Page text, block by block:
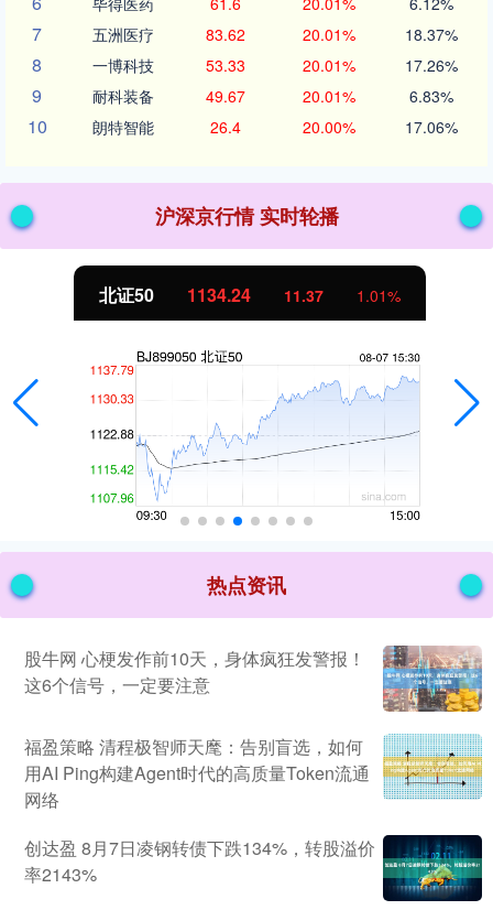
7 五洲医疗 83.62 20.01% 18.37%
8 一博科技 53.33 20.01% 17.26%
9 耐科装备 49.67 20.01% 6.83%
10 朗特智能 26.4 20.00% 17.06%
沪深京行情 实时轮播
北证50 1134.24 11.37 1.01%
热点资讯
股牛网 心梗发作前10天，身体疯狂发警报！
这6个信号，一定要注意
福盈策略 清程极智师天麾：告别盲选，如何
用AI Ping构建Agent时代的高质量Token流通
网络
创达盈 8月7日凌钢转债下跌134%，转股溢价
率2143%